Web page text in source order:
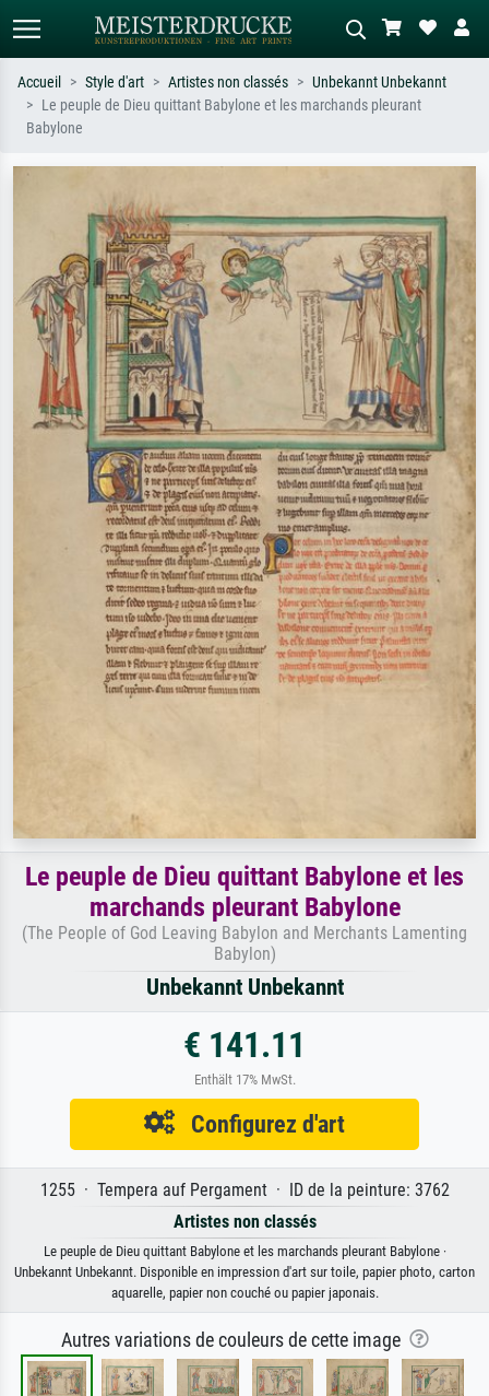
impressionnisme, vague de Hokusai,
nu.
arbre.
Accueil Style d'art Artistes non classés
Unbekannt Unbekannt
Le peuple de Dieu quittant Babylone et les marchands pleurant
Babylone
Le peuple de Dieu quittant Babylone et les
marchands pleurant Babylone
(The People of God Leaving Babylon and Merchants Lamenting
Babylon)
Unbekannt Unbekannt
€ 141.11
Enthält 17% MwSt.
Configurez d'art
1255 · Tempera auf Pergament · ID de la peinture: 3762
Artistes non classés
Le peuple de Dieu quittant Babylone et les marchands pleurant Babylone ·
Unbekannt Unbekannt. Disponible en impression d'art sur toile, papier photo, carton
aquarelle, papier non couché ou papier japonais.
Autres variations de couleurs de cette image